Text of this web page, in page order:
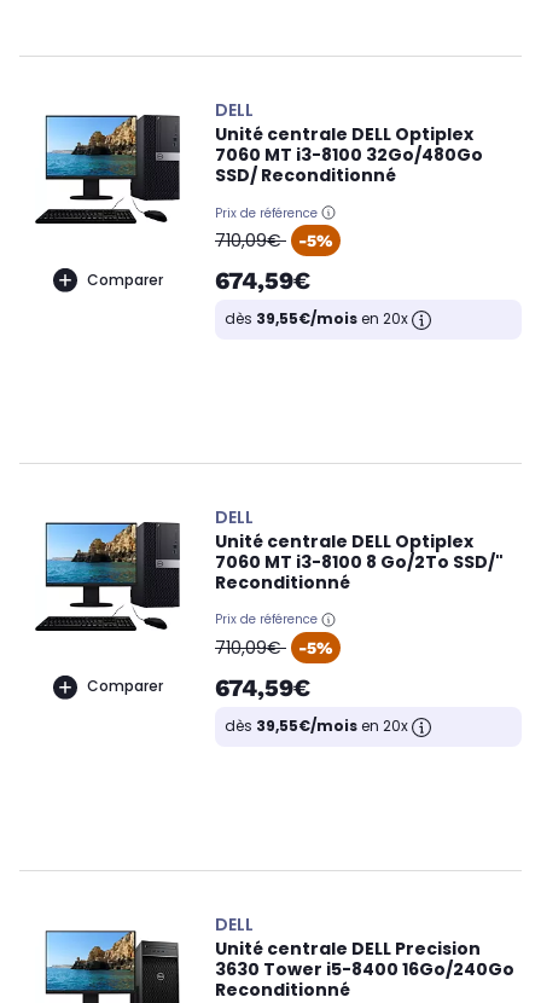
Comparer
DELL
Unité centrale DELL Optiplex
7060 MT i3-8100 32Go/480Go
SSD/ Reconditionné
Prix de référence
oldPrice
710,09€ -5%
674,59€
dès 39,55€/moisen 20x
Comparer
DELL
Unité centrale DELL Optiplex
7060 MT i3-8100 8 Go/2To SSD/"
Reconditionné
Prix de référence
oldPrice
710,09€ -5%
674,59€
dès 39,55€/moisen 20x
DELL
Unité centrale DELL Precision
3630 Tower i5-8400 16Go/240Go
Reconditionné